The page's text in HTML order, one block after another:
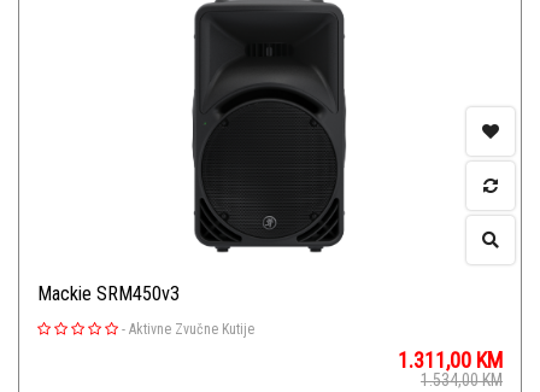
Mackie SRM450v3
- Aktivne Zvučne Kutije
1.311,00 KM
1.534,00KM